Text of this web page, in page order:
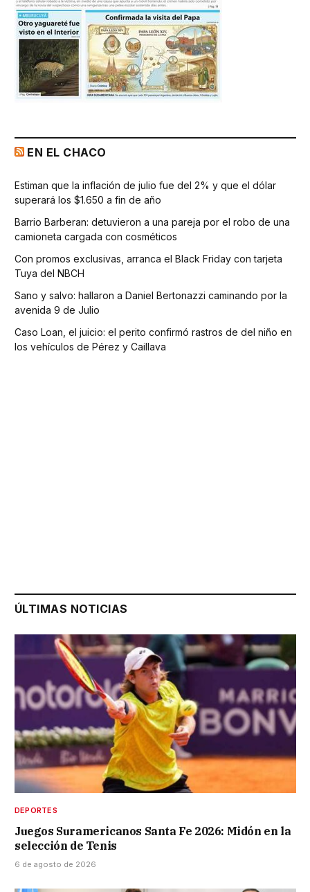
EN EL CHACO
Estiman que la inflación de julio fue del 2% y que el dólar
superará los $1.650 a fin de año
Barrio Barberan: detuvieron a una pareja por el robo de una
camioneta cargada con cosméticos
Con promos exclusivas, arranca el Black Friday con tarjeta
Tuya del NBCH
Sano y salvo: hallaron a Daniel Bertonazzi caminando por la
avenida 9 de Julio
Caso Loan, el juicio: el perito confirmó rastros de del niño en
los vehículos de Pérez y Caillava
ÚLTIMAS NOTICIAS
DEPORTES
Juegos Suramericanos Santa Fe 2026: Midón en la
selección de Tenis
6 de agosto de 2026